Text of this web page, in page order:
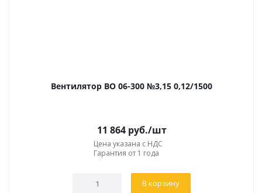
Вентилятор ВО 06-300 №3,15 0,12/1500
11 864руб./шт
Цена указана с НДС
Гарантия от 1 года
В корзину